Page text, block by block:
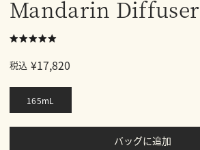
Mandarin Diffuser
税込 ¥17,820
165mL
バッグに追加